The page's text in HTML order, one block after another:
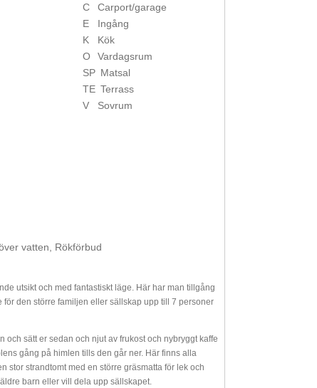
C
Carport/garage
E
Ingång
K
Kök
O
Vardagsrum
SP Matsal
TE Terrass
V
Sovrum
vatten, Rökförbud
utsikt och med fantastiskt läge. Här har man tillgång
den större familjen eller sällskap upp till 7 personer
sätt er sedan och njut av frukost och nybryggt kaffe
gång på himlen tills den går ner. Här finns alla
stor strandtomt med en större gräsmatta för lek och
barn eller vill dela upp sällskapet.